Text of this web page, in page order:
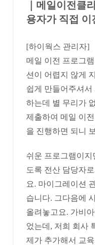
｜메일이전클
용자가 직접 이
[하이웍스 관리자]
메일 이전 프로그
션이 어렵지 않게
쉽게 만들어주셔서
하는데 별 무리가
제출하여 메일 이
을 진행하면 되니
쉬운 프로그램이
도록 전산 담당자
요. 마이그레이션
습니다. 그다음에
올려놓고요. 가비
었는데, 저희 회사
제가 추가해서 교